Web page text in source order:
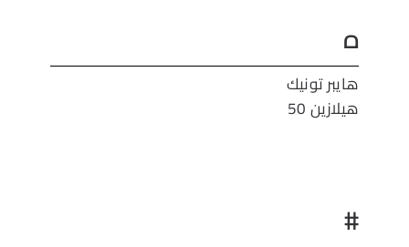
ه
هايبر تونيك
هيلازين 50
#